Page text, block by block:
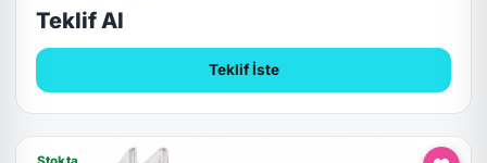
Teklif Al
Teklif İste